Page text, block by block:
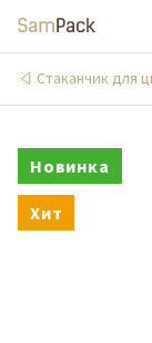
Стаканчик для
Новинка
Хит